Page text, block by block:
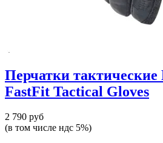
Перчатки
FastFit Tactical Gloves
2 790 руб
(в том числе ндс 5%)